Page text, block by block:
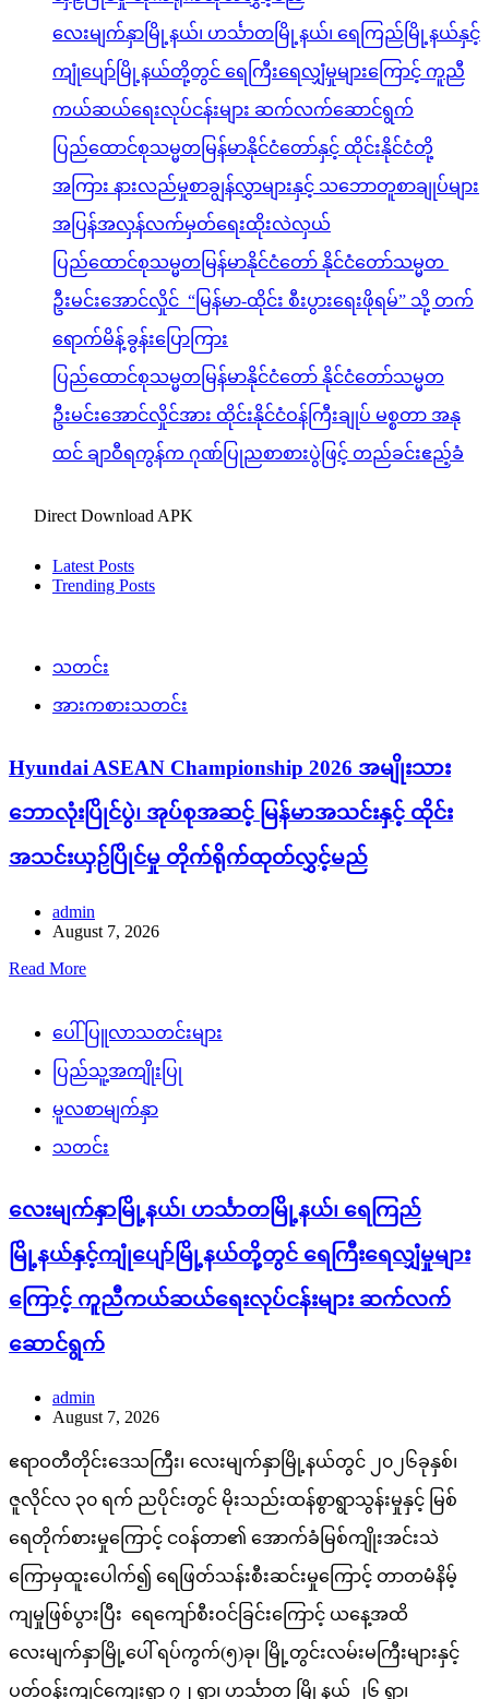
လေးမျက်နှာမြို့နယ်၊ ဟင်္သာတမြို့နယ်၊ ရေကြည်မြို့နယ်နှင့်
ကျုံပျော်မြို့နယ်တို့တွင် ရေကြီးရေလျှံမှုများကြောင့် ကူညီ
ကယ်ဆယ်ရေးလုပ်ငန်းများ ဆက်လက်ဆောင်ရွက်
ပြည်ထောင်စုသမ္မတမြန်မာနိုင်ငံတော်နှင့် ထိုင်းနိုင်ငံတို့
အကြား နားလည်မှုစာချွန်လွှာများနှင့် သဘောတူစာချုပ်များ
အပြန်အလှန်လက်မှတ်ရေးထိုးလဲလှယ်
ပြည်ထောင်စုသမ္မတမြန်မာနိုင်ငံတော် နိုင်ငံတော်သမ္မတ
ဦးမင်းအောင်လှိုင် “မြန်မာ-ထိုင်း စီးပွားရေးဖိုရမ်” သို့ တက်
ရောက်မိန့်ခွန်းပြောကြား
ပြည်ထောင်စုသမ္မတမြန်မာနိုင်ငံတော် နိုင်ငံတော်သမ္မတ
ဦးမင်းအောင်လှိုင်အား ထိုင်းနိုင်ငံဝန်ကြီးချုပ် မစ္စတာ အနု
ထင် ချာဝီရကွန်က ဂုဏ်ပြုညစာစားပွဲဖြင့် တည်ခင်းဧည့်ခံ
Direct Download APK
Latest Posts
Trending Posts
သတင်း
အားကစားသတင်း
Hyundai ASEAN Championship 2026 အမျိုးသား
ဘောလုံးပြိုင်ပွဲ၊ အုပ်စုအဆင့် မြန်မာအသင်းနှင့် ထိုင်း
အသင်းယှဉ်ပြိုင်မှု တိုက်ရိုက်ထုတ်လွှင့်မည်
admin
August 7, 2026
Read More
ပေါ်ပြူလာသတင်းများ
ပြည်သူ့အကျိုးပြု
မူလစာမျက်နှာ
သတင်း
လေးမျက်နှာမြို့နယ်၊ ဟင်္သာတမြို့နယ်၊ ရေကြည်
မြို့နယ်နှင့်ကျုံပျော်မြို့နယ်တို့တွင် ရေကြီးရေလျှံမှုများ
ကြောင့် ကူညီကယ်ဆယ်ရေးလုပ်ငန်းများ ဆက်လက်
ဆောင်ရွက်
admin
August 7, 2026
ဧရာဝတီတိုင်းဒေသကြီး၊ လေးမျက်နှာမြို့နယ်တွင် ၂၀၂၆ခုနှစ်၊
ဇူလိုင်လ ၃၀ ရက် ညပိုင်းတွင် မိုးသည်းထန်စွာရွာသွန်းမှုနှင့် မြစ်
ရေတိုက်စားမှုကြောင့် ငဝန်တာ၏ အောက်ခံမြစ်ကျိုးအင်းသဲ
ကြောမှထူးပေါက်၍ ရေဖြတ်သန်းစီးဆင်းမှုကြောင့် တာတမံနိမ့်
ကျမှုဖြစ်ပွားပြီး ရေကျော်စီးဝင်ခြင်းကြောင့် ယနေ့အထိ
လေးမျက်နှာမြို့ပေါ် ရပ်ကွက်(၅)ခု၊ မြို့တွင်းလမ်းမကြီးများနှင့်
ပတ်ဝန်းကျင်ကျေးရွာ ၇၂ ရွာ၊ ဟင်္သာတ မြို့နယ် ၂၆ ရွာ၊